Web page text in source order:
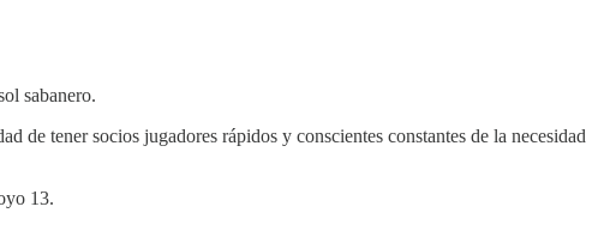
sabanero.
de tener socios jugadores rápidos y conscientes constantes de la necesidad
13.